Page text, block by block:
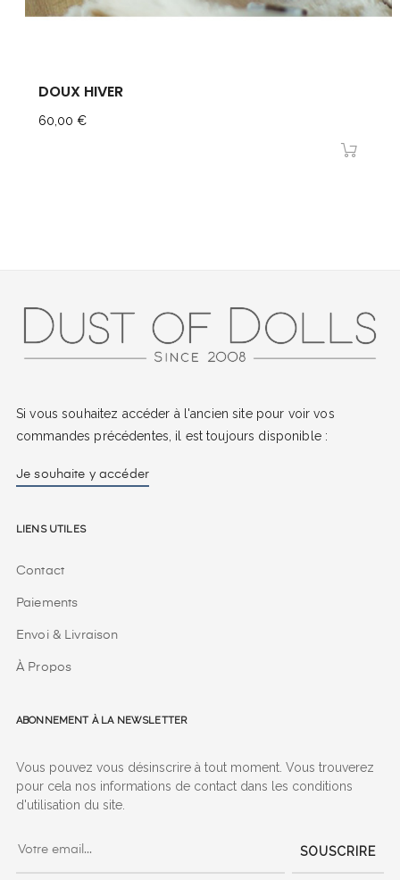
DOUX HIVER
Prix
60,00 €
Si vous souhaitez accéder à l'ancien site pour voir vos
commandes précédentes, il est toujours disponible :
Je souhaite y accéder
Liens utiles
Contact
Paiements
Envoi & Livraison
À Propos
Abonnement à la Newsletter
Vous pouvez vous désinscrire à tout moment. Vous trouverez
pour cela nos informations de contact dans les conditions
d'utilisation du site.
SOUSCRIRE